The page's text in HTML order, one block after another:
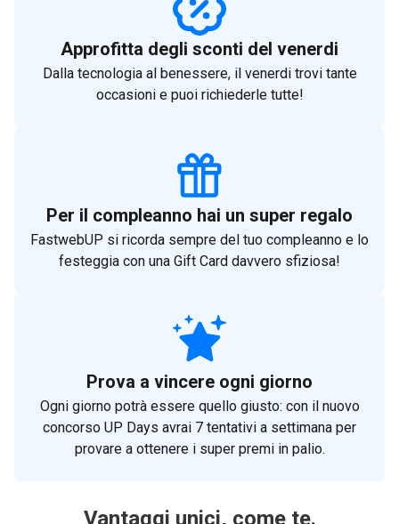
Approfitta degli sconti del venerdi
Dalla tecnologia al benessere, il venerdi trovi tante
occasioni e puoi richiederle tutte!
Per il compleanno hai un super regalo
FastwebUP si ricorda sempre del tuo compleanno e lo
festeggia con una Gift Card davvero sfiziosa!
Prova a vincere ogni giorno
Ogni giorno potrà essere quello giusto: con il nuovo
concorso UP Days avrai 7 tentativi a settimana per
provare a ottenere i super premi in palio.
Vantaggi unici, come te.